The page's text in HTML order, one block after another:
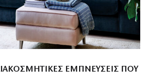
ΕΜΠΝΕΎΣΕΙΣ ΠΟΥ